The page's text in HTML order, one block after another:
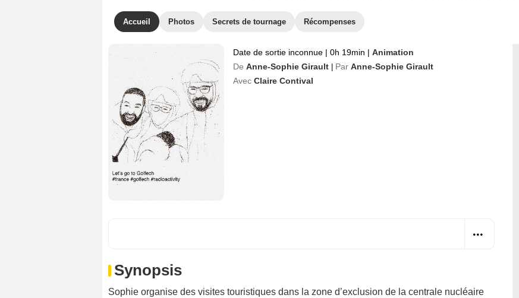
Accueil Photos Secrets de tournage Récompenses
Date de sortie inconnue | 0h 19min | Animation
De Anne-Sophie Girault Par Anne-Sophie Girault
Avec Claire Contival
Synopsis
Sophie organise des visites touristiques dans la zone d’exclusion de la centrale nucléaire